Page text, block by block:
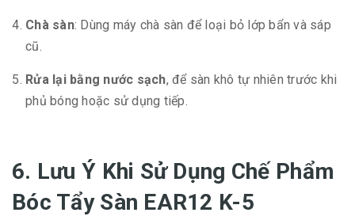
Chà sàn: Dùng máy chà sàn để loại bỏ lớp bẩn và sáp
cũ.
Rửa lại bằng nước sạch, để sàn khô tự nhiên trước khi
phủ bóng hoặc sử dụng tiếp.
6. Lưu Ý Khi Sử Dụng Chế Phẩm
Bóc Tẩy Sàn EAR12 K-5